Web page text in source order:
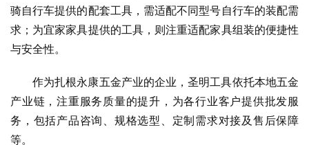
骑自行车提供的配套工具，需适配不同型号自行车的装配需
求；为宜家家具提供的工具，则注重适配家具组装的便捷性
与安全性。
作为扎根永康五金产业的企业，圣明工具依托本地五金
产业链，注重服务质量的提升，为各行业客户提供批发服
务，包括产品咨询、规格选型、定制需求对接及售后保障
等。